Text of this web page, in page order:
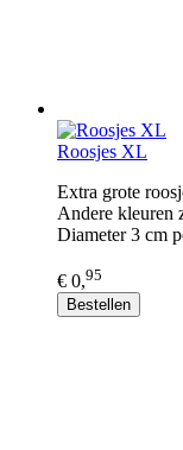
Roosjes XL
Extra grote
Andere kleuren
Diameter 3 cm
€ 0,95
Bestellen